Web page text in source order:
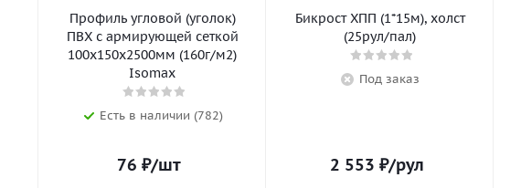
Профиль угловой (уголок)
ПВХ с армирующей сеткой
100х150х2500мм (160г/м2)
Isomax
Есть в наличии (782)
76 ₽/шт
Бикрост ХПП (1*15м), холст
(25рул/пал)
Под заказ
2 553 ₽/рул